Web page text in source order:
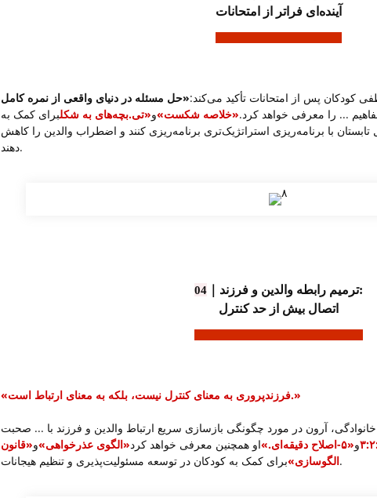
آینده‌ای فراتر از امتحانات
کودکان پس از امتحانات تأکید می‌کند:«حل مسئله در دنیای واقعی از نمره کامل
... را معرفی خواهد کرد.«خلاصه شکست»و«تی.بچه‌های به شکلبرای کمک به
با برنامه‌ریزی استراتژیک‌تری برنامه‌ریزی کنند و اضطراب والدین را کاهش
دهند.
04｜
ترمیم رابطه والدین و فرزند:
اتصال بیش از حد کنترل
«فرزندپروری به معنای کنترل نیست، بلکه به معنای ارتباط است.»
آرون در مورد چگونگی بازسازی سریع ارتباط والدین و فرزند با ... صحبت
و«۵- اصلاح دقیقه‌ای.»او همچنین معرفی خواهد کرد«الگوی عذرخواهی»و«قانون
الگوسازی»برای کمک به کودکان در توسعه مسئولیت‌پذیری و تنظیم هیجانات.